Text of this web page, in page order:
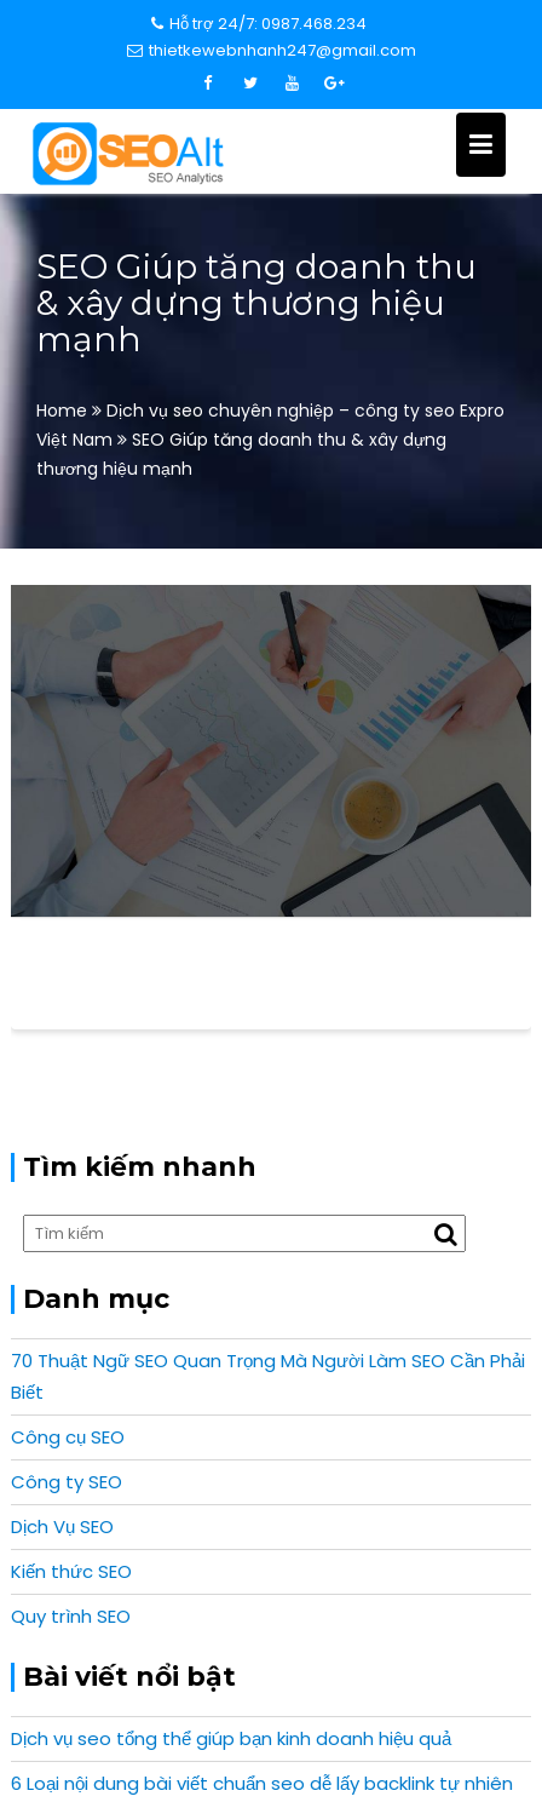
c
o
Hỗ trợ 24/7: 0987.468.234
thietkewebnhanh247@gmail.com
SEO Giúp tăng doanh thu
& xây dựng thương hiệu
mạnh
Home
Dịch vụ seo chuyên nghiệp – công ty seo Expro
Việt Nam
SEO Giúp tăng doanh thu & xây dựng
thương hiệu mạnh
Tìm kiếm nhanh
Danh mục
70 Thuật Ngữ SEO Quan Trọng Mà Người Làm SEO Cần Phải
Biết
Công cụ SEO
Công ty SEO
Dịch Vụ SEO
Kiến thức SEO
Quy trình SEO
Bài viết nổi bật
Dịch vụ seo tổng thể giúp bạn kinh doanh hiệu quả
6 Loại nội dung bài viết chuẩn seo dễ lấy backlink tự nhiên